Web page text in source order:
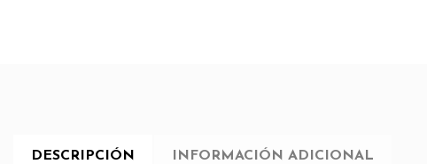
DESCRIPCIÓN INFORMACIÓN ADICIONAL